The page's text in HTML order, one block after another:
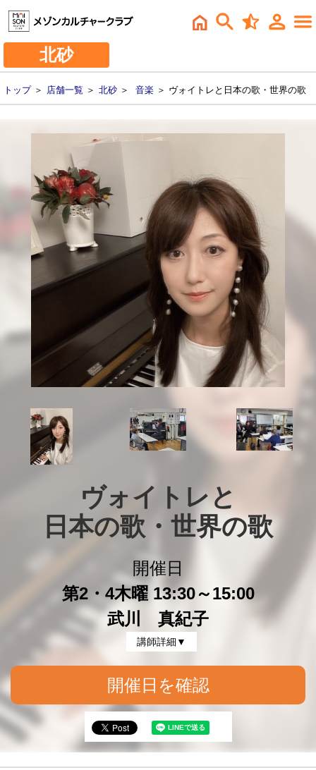
北砂
トップ＞ 店舗一覧 ＞ 北砂 ＞ 音楽 ＞ ヴォイトレと日本の歌・世界の歌
ヴォイトレと
日本の歌・世界の歌
開催日
第2・4木曜 13:30～15:00
武川 真紀子
講師詳細▼
開催日を確認